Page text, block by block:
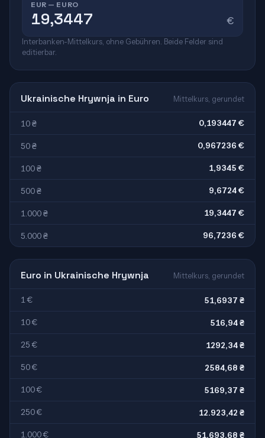
EUR — EURO
€
Interbanken-Mittelkurs, ohne Gebühren. Beide Felder sind
editierbar.
Ukrainische Hrywnja in Euro Mittelkurs, gerundet
10 ₴ 0,193447 €
50 ₴ 0,967236 €
100 ₴ 1,9345 €
500 ₴ 9,6724 €
1.000 ₴ 19,3447 €
5.000 ₴ 96,7236 €
Euro in Ukrainische Hrywnja Mittelkurs, gerundet
1 € 51,6937 ₴
10 € 516,94 ₴
25 € 1292,34 ₴
50 € 2584,68 ₴
100 € 5169,37 ₴
250 € 12.923,42 ₴
1.000 € 51.693,68 ₴